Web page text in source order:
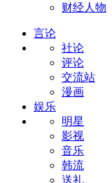
财经人物
言论
社论
评论
交流站
漫画
娱乐
明星
影视
音乐
韩流
送礼